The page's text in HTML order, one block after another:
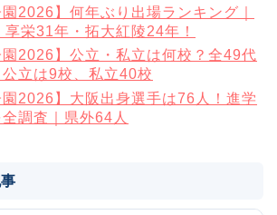
園2026】何年ぶり出場ランキング｜
栄31年・拓大紅陵24年！
園2026】公立・私立は何校？全49代
立は9校、私立40校
園2026】大阪出身選手は76人！進学
調査｜県外64人